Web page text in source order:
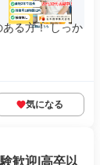
る方！ しっか
気になる
歓迎|高卒以